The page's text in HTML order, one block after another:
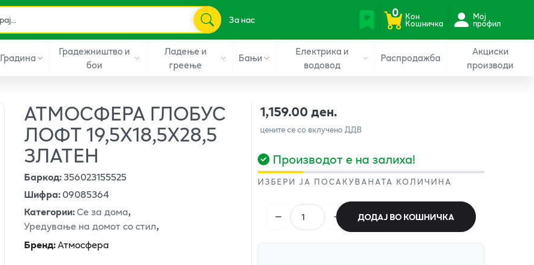
За нас 0 Кон
Кошничка
Мој
профил
Градина
Градежништво и
бои
Ладење и
греење
Бањи
Електрика и
водовод
Распродажба
Акциски
производи
АТМОСФЕРА ГЛОБУС
ЛОФТ 19,5Х18,5Х28,5
ЗЛАТЕН
Баркод:356023155525
Шифра:09085364
Категории:Се за дома,
Уредување на домот со стил,
Бренд:Атмосфера
1,159.00 ден.
цените се со вклучено ДДВ
Производот е на залиха!
ИЗБЕРИ ЈА ПОСАКУВАНАТА КОЛИЧИНА
ДОДАЈ ВО КОШНИЧКА